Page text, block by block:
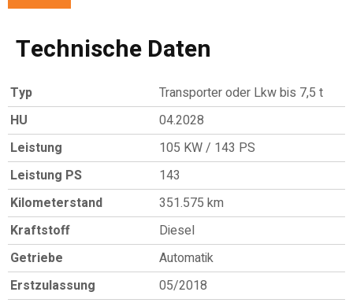
Technische Daten
Typ
Transporter oder Lkw bis 7,5 t
HU
04.2028
Leistung
105 KW / 143 PS
Leistung PS
143
Kilometerstand
351.575 km
Kraftstoff
Diesel
Getriebe
Automatik
Erstzulassung
05/2018